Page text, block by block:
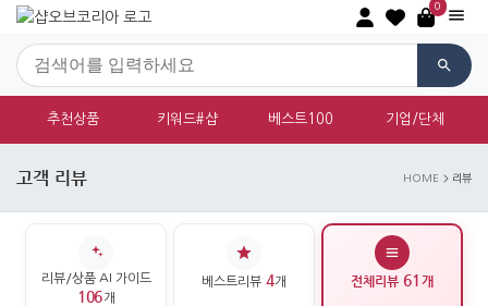
0
추천상품 키워드#샵 베스트100 기업/단체
고객 리뷰 HOME 리뷰
리뷰/상품 AI 가이드
106개
베스트리뷰 4개 전체리뷰 61 개